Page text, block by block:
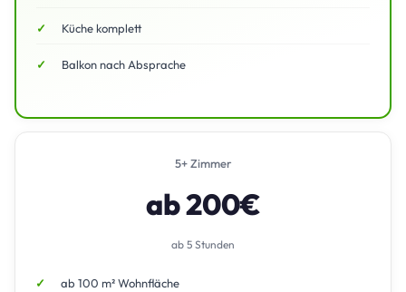
Küche komplett
Balkon nach Absprache
5+ Zimmer
ab 200€
ab 5 Stunden
ab 100 m² Wohnfläche